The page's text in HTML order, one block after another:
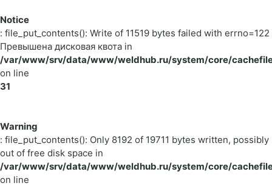
Notice
: file_put_contents(): Write of 11519 bytes failed with errno=122
Превышена дисковая квота in
/var/www/srv/data/www/weldhub.ru/system/core/
on line
31
Warning
: file_put_contents(): Only 8192 of 19711 bytes written, possibly
out of free disk space in
/var/www/srv/data/www/weldhub.ru/system/core/
on line